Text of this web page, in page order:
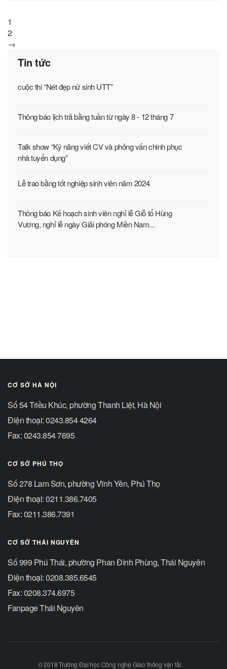
1
2
→
Tin tức
cuộc thi “Nét đẹp nữ sinh UTT”
Thông báo lịch trả bằng tuần từ ngày 8 - 12 tháng 7
Talk show “Kỹ năng viết CV và phỏng vấn chinh phục
nhà tuyển dụng”
Lễ trao bằng tốt nghiệp sinh viên năm 2024
Thông báo Kế hoạch sinh viên nghỉ lễ Giỗ tổ Hùng
Vương, nghỉ lễ ngày Giải phóng Miền Nam...
CƠ SỞ HÀ NỘI
Số 54 Triều Khúc, phường Thanh Liệt, Hà Nội
Điện thoại: 0243.854 4264
Fax: 0243.854 7695
CƠ SỞ PHÚ THỌ
Số 278 Lam Sơn, phường Vĩnh Yên, Phú Thọ
Điện thoại: 0211.386.7405
Fax: 0211.386.7391
CƠ SỞ THÁI NGUYÊN
Số 999 Phú Thái, phường Phan Đình Phùng, Thái Nguyên
Điện thoại: 0208.385.6545
Fax: 0208.374.6975
Fanpage Thái Nguyên
© 2018 Trường Đại học Công nghệ Giao thông vận tải.